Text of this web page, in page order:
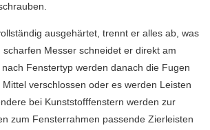
ausgehärtet, trennt er alles ab, was
Messer schneidet er direkt am
Fenstertyp werden danach die Fugen
verschlossen oder es werden Leisten
bei Kunststofffenstern werden zur
zum Fensterrahmen passende Zierleisten